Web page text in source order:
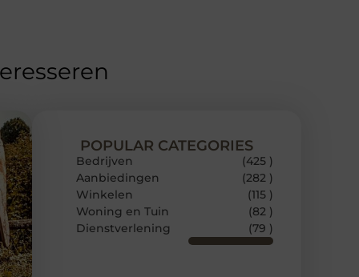
POPULAR CATEGORIES
Bedrijven
(425 )
Aanbiedingen
(282 )
Winkelen
(115 )
Woning en Tuin
(82 )
Dienstverlening
(79 )